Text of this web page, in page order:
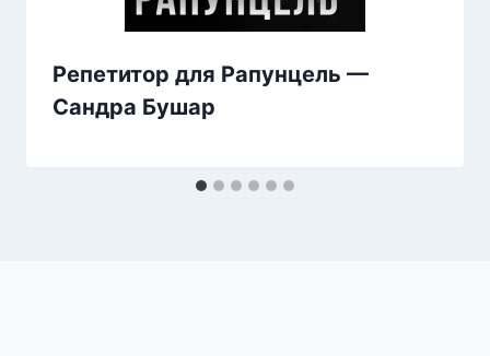
Репетитор для Рапунцель —
Сандра Бушар